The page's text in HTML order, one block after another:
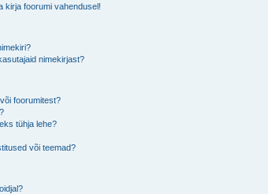
kirja foorumi vahendusel!
nimekirjast?
foorumitest?
tühja lehe?
või teemad?